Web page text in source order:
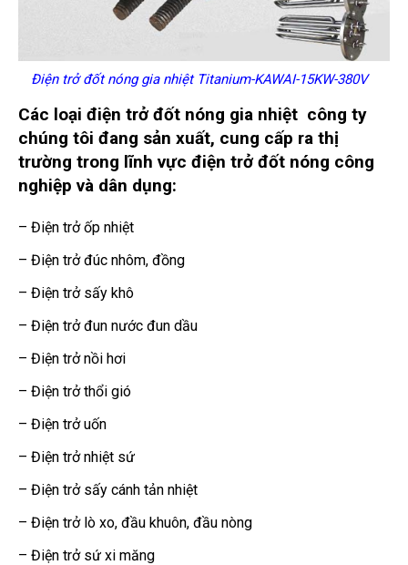
Điện trở đốt nóng gia nhiệt Titanium-KAWAI-15KW-380V
Các loại điện trở đốt nóng gia nhiệt công ty
chúng tôi đang sản xuất, cung cấp ra thị
trường trong lĩnh vực điện trở đốt nóng công
nghiệp và dân dụng:
– Điện trở ốp nhiệt
– Điện trở đúc nhôm, đồng
– Điện trở sấy khô
– Điện trở đun nước đun dầu
– Điện trở nồi hơi
– Điện trở thổi gió
– Điện trở uốn
– Điện trở nhiệt sứ
– Điện trở sấy cánh tản nhiệt
– Điện trở lò xo, đầu khuôn, đầu nòng
– Điện trở sứ xi măng